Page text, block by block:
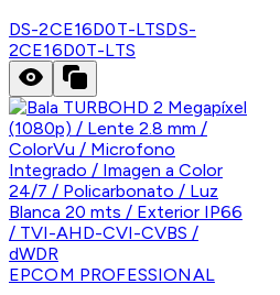
DS-2CE16D0T-LTSDS-
2CE16D0T-LTS
EPCOM PROFESSIONAL